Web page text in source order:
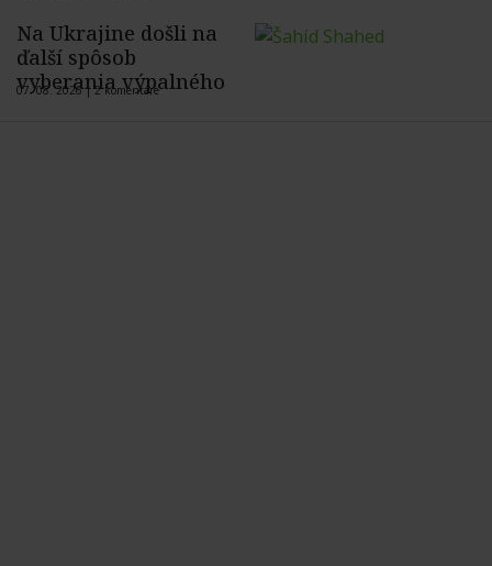
Na Ukrajine došli na
ďalší spôsob
vyberania výpalného
07. 08. 2026 |2 komentáre